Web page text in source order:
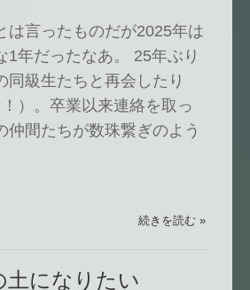
は言ったものだが2025年は
1年だったなあ。 25年ぶり
同級生たちと再会したり
！）。卒業以来連絡を取っ
仲間たちが数珠繋ぎのよう
続きを読む »
土になりたい